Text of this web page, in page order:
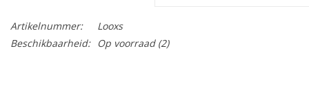
Artikelnummer:
Looxs
Beschikbaarheid:
Op voorraad(2)